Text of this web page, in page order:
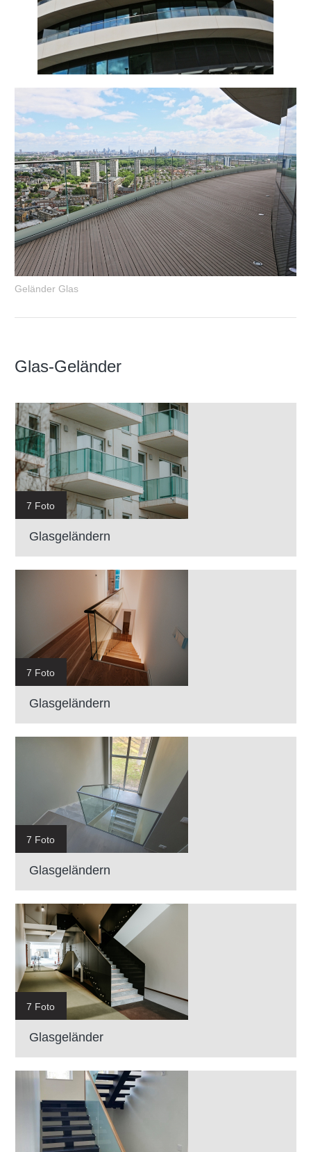
Geländer Glas
Glas-Geländer
7 Foto
Glasgeländern
7 Foto
Glasgeländern
7 Foto
Glasgeländern
7 Foto
Glasgeländer